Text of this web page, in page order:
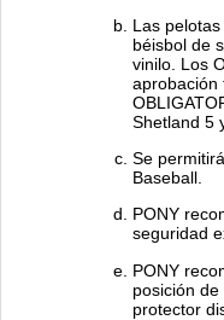
Las
béisbol de
vinilo. Los
aprobación
Shetland 5
Se
Baseball.
PONY
seguridad
PONY
posición
protector